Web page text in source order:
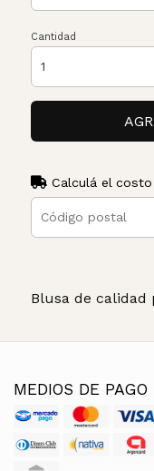
Cantidad
Calculá el costo
Blusa de calidad
MEDIOS DE PAGO